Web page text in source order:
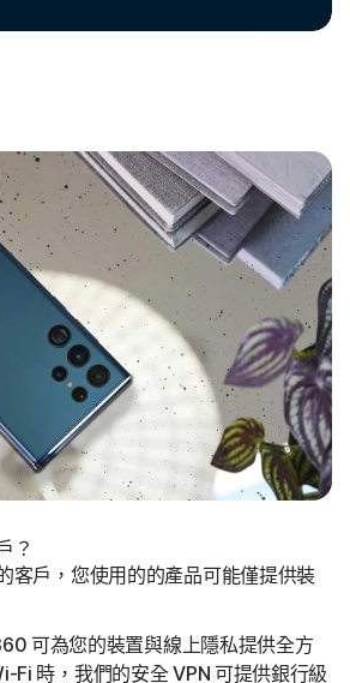
？
客戶，您使用的的產品可能僅提供裝
可為您的裝置與線上隱私提供全方
Fi 時，我們的安全 VPN 可提供銀行級